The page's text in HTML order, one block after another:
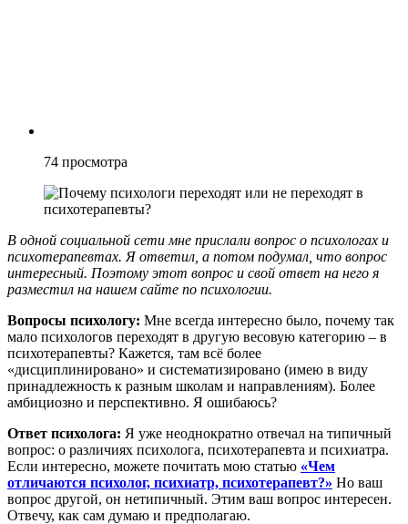
74 просмотра
В одной социальной сети мне прислали вопрос о психологах и
психотерапевтах. Я ответил, а потом подумал, что вопрос
интересный. Поэтому этот вопрос и свой ответ на него я
разместил на нашем сайте по психологии.
Вопросы психологу: Мне всегда интересно было, почему так
мало психологов переходят в другую весовую категорию – в
психотерапевты? Кажется, там всё более
«дисциплинировано» и систематизировано (имею в виду
принадлежность к разным школам и направлениям). Более
амбициозно и перспективно. Я ошибаюсь?
Ответ психолога: Я уже неоднократно отвечал на типичный
вопрос: о различиях психолога, психотерапевта и психиатра.
Если интересно, можете почитать мою статью «Чем
отличаются психолог, психиатр, психотерапевт?» Но ваш
вопрос другой, он нетипичный. Этим ваш вопрос интересен.
Отвечу, как сам думаю и предполагаю.